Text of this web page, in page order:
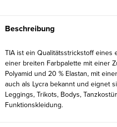
Beschreibung
TIA ist ein Qualitätsstrickstoff eines
einer breiten Farbpalette mit einer
Polyamid und 20 % Elastan, mit
auch als Lycra bekannt und eignet
Leggings, Trikots, Bodys,
Funktionskleidung.